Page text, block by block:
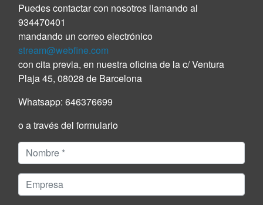
Puedes contactar con nosotros llamando al
934470401
mandando un correo electrónico
stream@webfine.com
con cita previa, en nuestra oficina de la c/ Ventura
Plaja 45, 08028 de Barcelona
Whatsapp: 646376699
o a través del formulario